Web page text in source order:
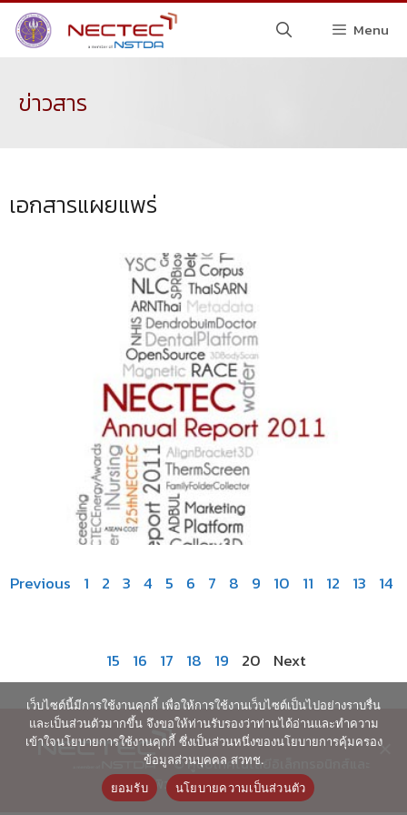
Menu
ข่าวสาร
เอกสารแผยแพร่
Previous 1 2 3 4 5 6 7 8 9 10 11 12 13 14
15 16 17 18 19 20 Next
© ศูนย์เทคโนโลยีอิเล็กทรอนิกส์และ
คอมพิวเตอร์แห่งชาติ 2563
เว็บไซต์นี้มีการใช้งานคุกกี้ เพื่อให้การใช้งานเว็บไซต์เป็นไปอย่างราบรื่น
และเป็นส่วนตัวมากขึ้น จึงขอให้ท่านรับรองว่าท่านได้อ่านและทำความ
เข้าใจนโยบายการใช้งานคุกกี้ ซึ่งเป็นส่วนหนึ่งของนโยบายการคุ้มครอง
ข้อมูลส่วนบุคคล สวทช.
ยอมรับ
นโยบายความเป็นส่วนตัว